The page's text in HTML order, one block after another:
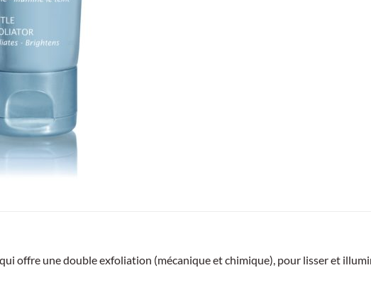
offre une double exfoliation (mécanique et chimique), pour lisser et